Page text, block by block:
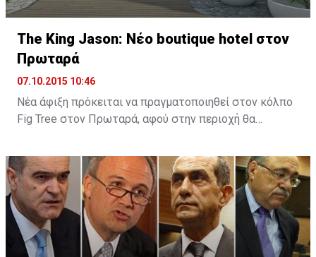
The King Jason: Νέο boutique hotel στον
Πρωταρά
07.10.2015 10:46
Νέα άφιξη πρόκειται να πραγματοποιηθεί στον κόλπο
Fig Tree στον Πρωταρά, αφού στην περιοχή θα
King Jason Protaras. Το νέο ξενοδοχείο θα
λειτουργήσει στα μέσα Απριλίου του 2016.